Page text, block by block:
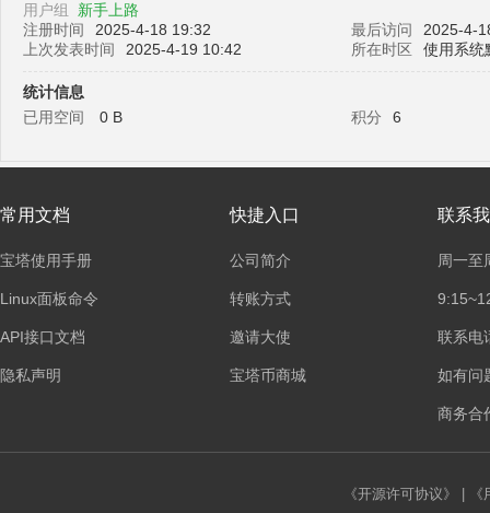
用户组 新手上路
注册时间
2025-4-18 19:32 最后访问
2025-4-
上次发表时间
2025-4-19 10:42 所在时区 使用系统
统计信息
已用空间
0 B 积分 6
常用文档
宝塔使用手册
Linux面板命令
API接口文档
隐私声明
快捷入口
公司简介
转账方式
邀请大使
宝塔币商城
联系
周一至
联系电
如有问
商务合
《开源许可协议》